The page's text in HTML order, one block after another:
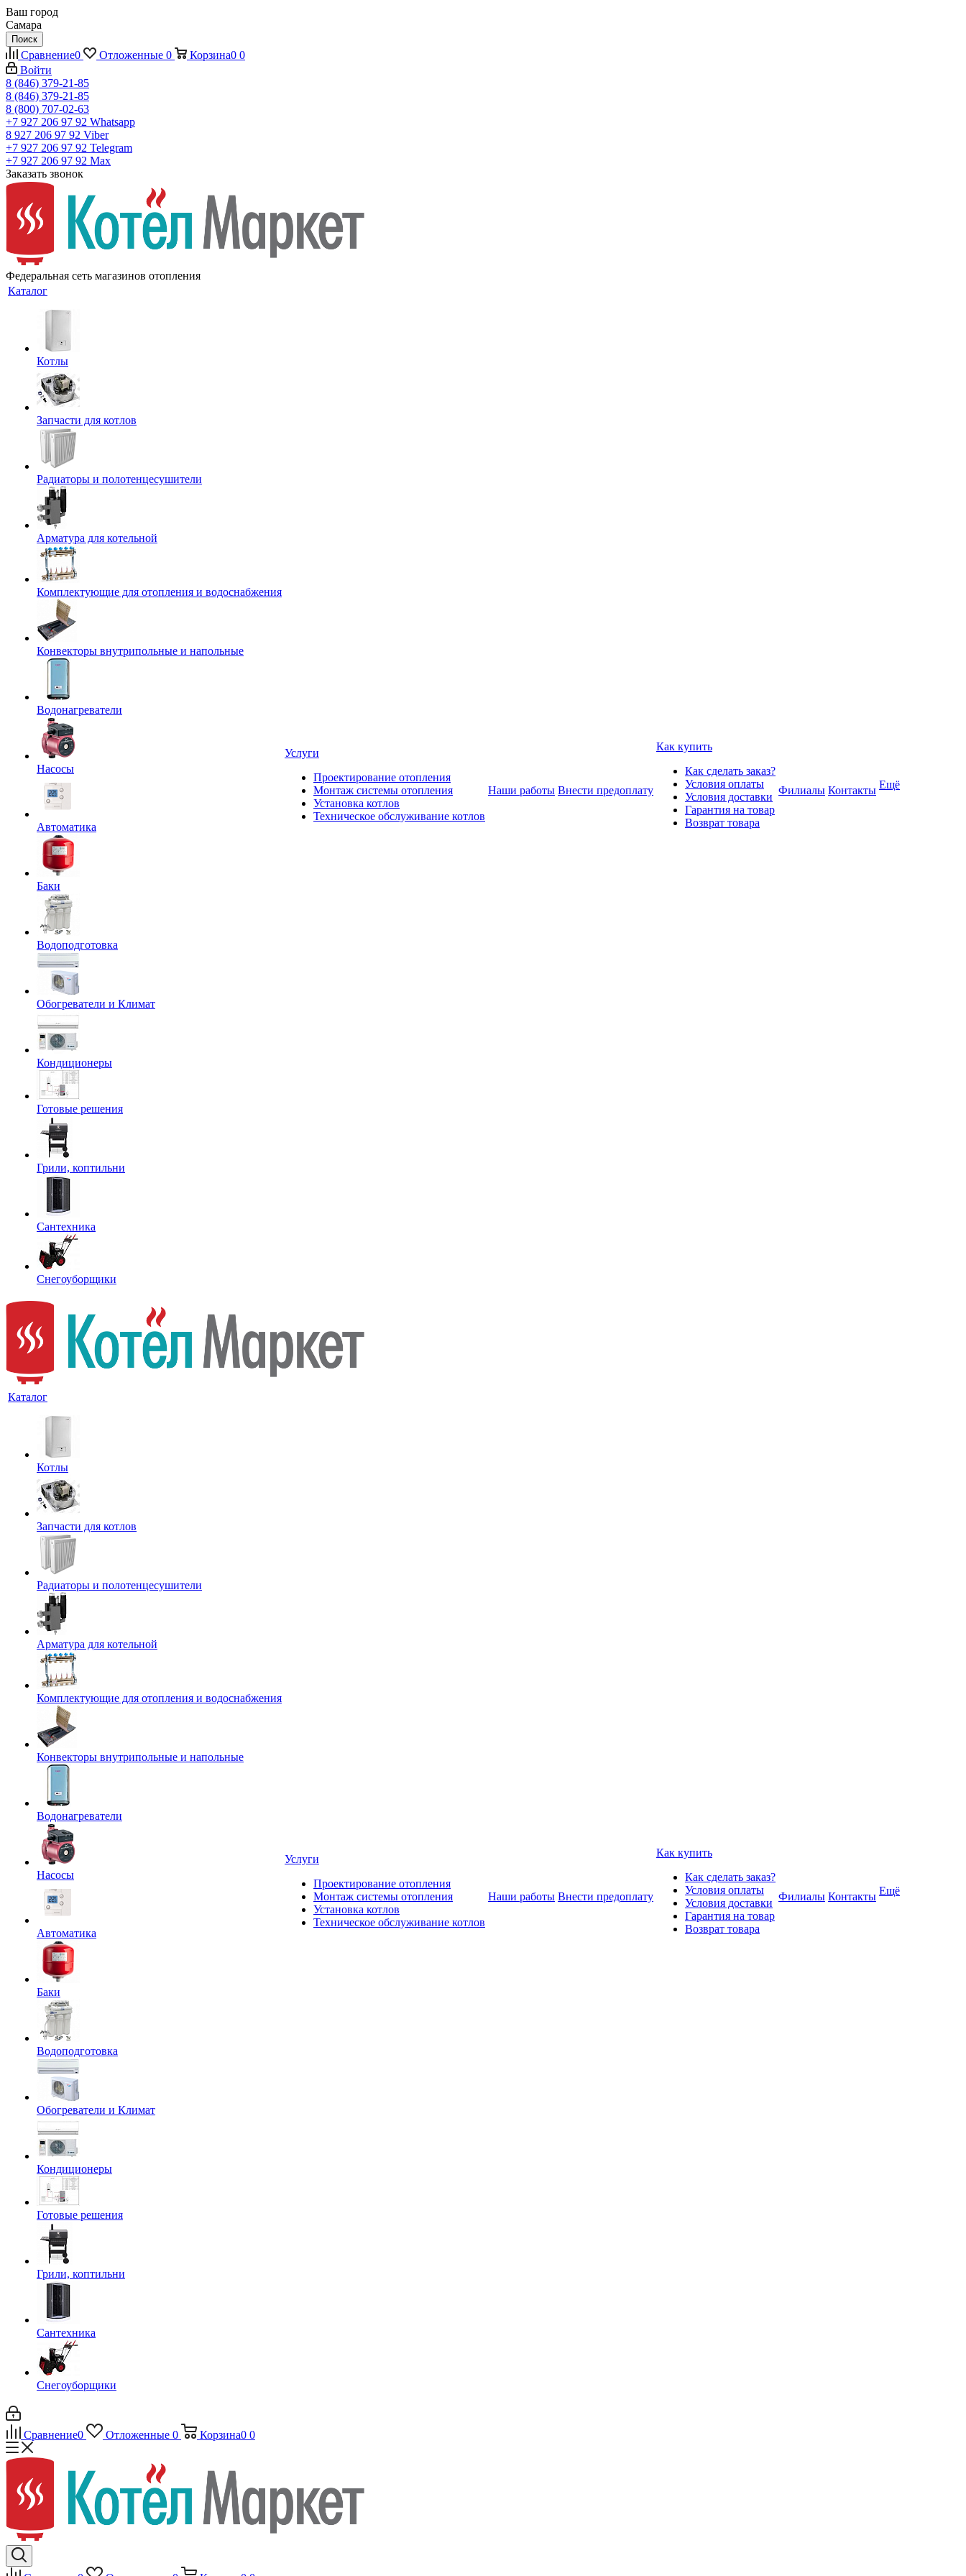
Ваш город
Самара
Поиск
Сравнение0 Отложенные 0 Корзина0 0
Войти
8 (846) 379-21-85
8 (846) 379-21-85
8 (800) 707-02-63
+7 927 206 97 92 Whatsapp
8 927 206 97 92 Viber
+7 927 206 97 92 Telegram
+7 927 206 97 92 Max
Заказать звонок
Федеральная сеть магазинов отопления
Каталог
Котлы
Запчасти для котлов
Радиаторы и полотенцесушители
Арматура для котельной
Комплектующие для отопления и водоснабжения
Конвекторы внутрипольные и напольные
Водонагреватели
Насосы
Автоматика
Баки
Водоподготовка
Обогреватели и Климат
Кондиционеры
Готовые решения
Грили, коптильни
Сантехника
Снегоуборщики
Услуги
Проектирование отопления
Монтаж системы отопления
Установка котлов
Техническое обслуживание котлов
Наши работы Внести предоплату
Как купить
Как сделать заказ?
Условия оплаты
Условия доставки
Гарантия на товар
Возврат товара
Филиалы Контакты Ещё
Каталог
Котлы
Запчасти для котлов
Радиаторы и полотенцесушители
Арматура для котельной
Комплектующие для отопления и водоснабжения
Конвекторы внутрипольные и напольные
Водонагреватели
Насосы
Автоматика
Баки
Водоподготовка
Обогреватели и Климат
Кондиционеры
Готовые решения
Грили, коптильни
Сантехника
Снегоуборщики
Услуги
Проектирование отопления
Монтаж системы отопления
Установка котлов
Техническое обслуживание котлов
Наши работы Внести предоплату
Как купить
Как сделать заказ?
Условия оплаты
Условия доставки
Гарантия на товар
Возврат товара
Филиалы Контакты Ещё
Сравнение0 Отложенные 0 Корзина0 0